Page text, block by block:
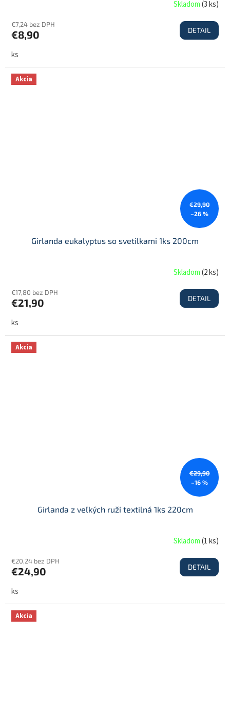
Skladom(3 ks)
€7,24 bez DPH
€8,90 DETAIL
ks
Akcia
€29,90
–26 %
Girlanda eukalyptus so svetilkami 1ks 200cm
Skladom(2 ks)
€17,80 bez DPH
€21,90 DETAIL
ks
Akcia
€29,90
–16 %
Girlanda z veľkých ruží textilná 1ks 220cm
Skladom(1 ks)
€20,24 bez DPH
€24,90 DETAIL
ks
Akcia